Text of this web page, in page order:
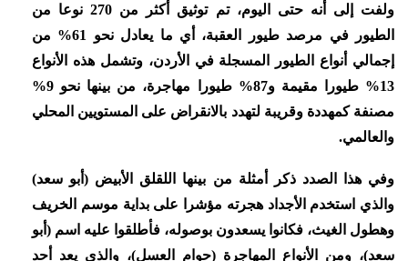
ولفت إلى أنه حتى اليوم، تم توثيق أكثر من 270 نوعا من
الطيور في مرصد طيور العقبة، أي ما يعادل نحو 61% من
إجمالي أنواع الطيور المسجلة في الأردن، وتشمل هذه الأنواع
13% طيورا مقيمة و87% طيورا مهاجرة، من بينها نحو 9%
مصنفة كمهددة وقريبة لتهدد بالانقراض على المستويين المحلي
والعالمي.
وفي هذا الصدد ذكر أمثلة من بينها اللقلق الأبيض (أبو سعد)
والذي استخدم الأجداد هجرته مؤشرا على بداية موسم الخريف
وهطول الغيث، فكانوا يسعدون بوصوله، فأطلقوا عليه اسم (أبو
سعد)، ومن الأنواع المهاجرة (حوام العسل)، والذي يعد أحد